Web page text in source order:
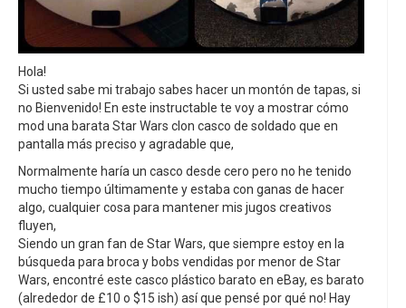
Hola!
Si usted sabe mi trabajo sabes hacer un montón de tapas, si
no Bienvenido! En este instructable te voy a mostrar cómo
mod una barata Star Wars clon casco de soldado que en
pantalla más preciso y agradable que,
Normalmente haría un casco desde cero pero no he tenido
mucho tiempo últimamente y estaba con ganas de hacer
algo, cualquier cosa para mantener mis jugos creativos
fluyen,
Siendo un gran fan de Star Wars, que siempre estoy en la
búsqueda para broca y bobs vendidas por menor de Star
Wars, encontré este casco plástico barato en eBay, es barato
(alrededor de £10 o $15 ish) así que pensé por qué no! Hay